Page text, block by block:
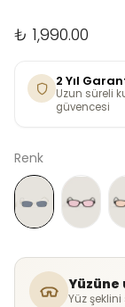
₺ 1,990.00
2 Yıl
Uzun süreli
güvencesi
Renk
Yüzüne
Yüz